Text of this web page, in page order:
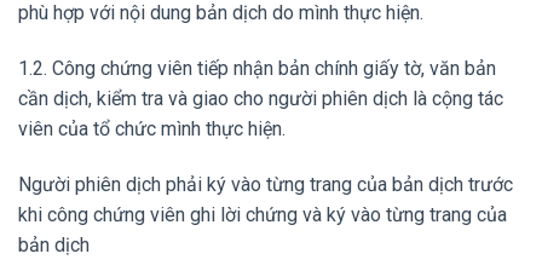
phù hợp với nội dung bản dịch do mình thực hiện.
1.2. Công chứng viên tiếp nhận bản chính giấy tờ, văn bản
cần dịch, kiểm tra và giao cho người phiên dịch là cộng tác
viên của tổ chức mình thực hiện.
Người phiên dịch phải ký vào từng trang của bản dịch trước
khi công chứng viên ghi lời chứng và ký vào từng trang của
bản dịch